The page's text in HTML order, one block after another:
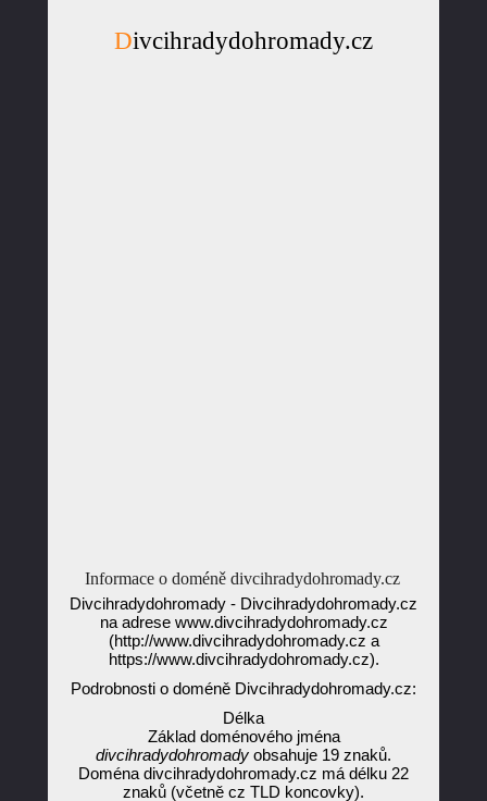
Divcihradydohromady.cz
Informace o doméně divcihradydohromady.cz
Divcihradydohromady - Divcihradydohromady.cz
na adrese www.divcihradydohromady.cz
(http://www.divcihradydohromady.cz a
https://www.divcihradydohromady.cz).
Podrobnosti o doméně Divcihradydohromady.cz:
Délka
Základ doménového jména
divcihradydohromady obsahuje 19 znaků.
Doména divcihradydohromady.cz má délku 22
znaků (včetně cz TLD koncovky).